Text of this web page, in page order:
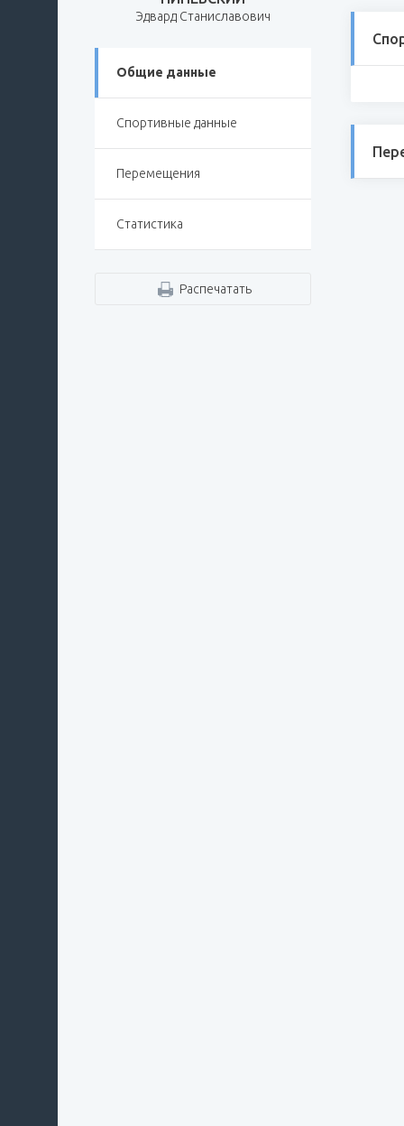
Эдвард Станиславович
Общие данные
Спортивные данные
Перемещения
Статистика
Распечатать